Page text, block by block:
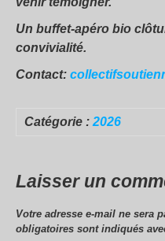
Un buffet-apéro bio
convivialité.
Contact:
Catégorie : 2026
Laisser un
Votre adresse e-mail ne sera
obligatoires sont indiqués